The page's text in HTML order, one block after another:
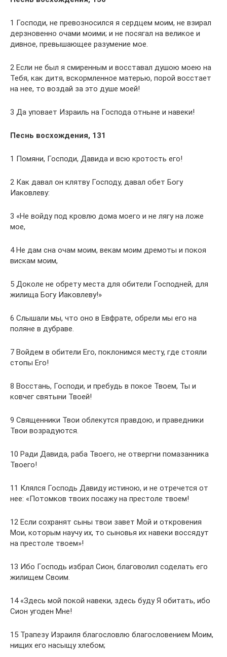
1 Господи, не превозносился я сердцем моим, не взирал
дерзновенно очами моими; и не посягал на великое и
дивное, превышающее разумение мое.
2 Если не был я смиренным и восставал душою моею на
Тебя, как дитя, вскормленное матерью, порой восстает
на нее, то воздай за это душе моей!
3 Да уповает Израиль на Господа отныне и навеки!
Песнь восхождения, 131
1 Помяни, Господи, Давида и всю кротость его!
2 Как давал он клятву Господу, давал обет Богу
Иаковлеву:
3 «Не войду под кровлю дома моего и не лягу на ложе
мое,
4 Не дам сна очам моим, векам моим дремоты и покоя
вискам моим,
5 Доколе не обрету места для обители Господней, для
жилища Богу Иаковлеву!»
6 Слышали мы, что оно в Евфрате, обрели мы его на
поляне в дубраве.
7 Войдем в обители Его, поклонимся месту, где стояли
стопы Его!
8 Восстань, Господи, и пребудь в покое Твоем, Ты и
ковчег святыни Твоей!
9 Священники Твои облекутся правдою, и праведники
Твои возрадуются.
10 Ради Давида, раба Твоего, не отвергни помазанника
Твоего!
11 Клялся Господь Давиду истиною, и не отречется от
нее: «Потомков твоих посажу на престоле твоем!
12 Если сохранят сыны твои завет Мой и откровения
Мои, которым научу их, то сыновья их навеки воссядут
на престоле твоем»!
13 Ибо Господь избрал Сион, благоволил соделать его
жилищем Своим.
14 «Здесь мой покой навеки, здесь буду Я обитать, ибо
Сион угоден Мне!
15 Трапезу Израиля благословлю благословением Моим,
нищих его насыщу хлебом;